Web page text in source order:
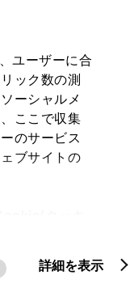
ユーザーに合
ック数の測
ーシャルメ
ここで収集
のサービス
ブサイトの
詳細を表示